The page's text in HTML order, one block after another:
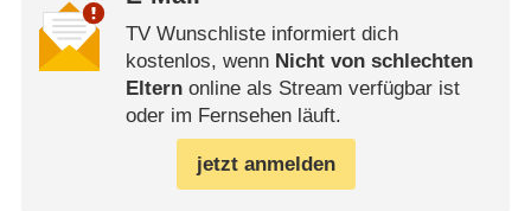
TV Wunschliste informiert dich
kostenlos, wenn Nicht von schlechten
Elternonline als Stream verfügbar ist
oder im Fernsehen läuft.
jetzt anmelden